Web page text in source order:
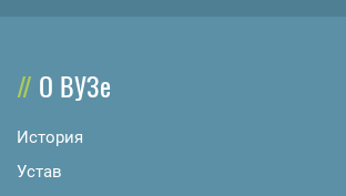
О ВУЗе
История
Устав